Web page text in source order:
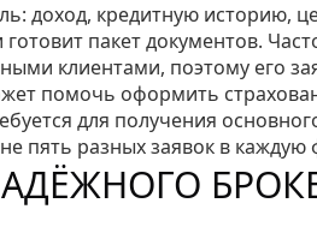
доход, кредитную историю,
пакет документов.
клиентами, поэтому его
помочь оформить
для получения
пять разных заявок в каждую